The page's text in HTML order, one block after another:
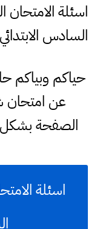
اسئلة الامتحان
السادس الابتدائي
حياكم وبياكم
عن امتحان
الصفحة
اسئلة